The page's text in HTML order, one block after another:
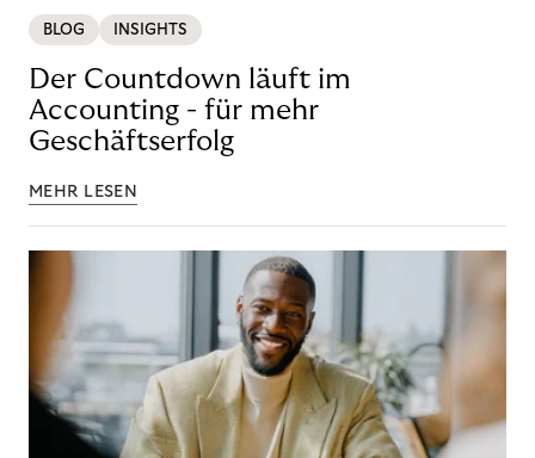
BLOG INSIGHTS
Der Countdown läuft im
Accounting - für mehr
Geschäftserfolg
MEHR LESEN